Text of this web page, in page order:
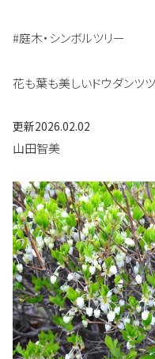
#庭木・シンボルツリー
花も葉も美しいドウダンツ
更新2026.02.02
山田智美